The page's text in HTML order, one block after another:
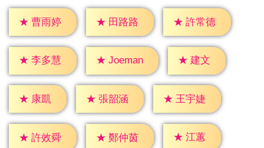
★ 曹雨婷 ★ 田路路 ★ 許常德
★ 李多慧 ★ Joeman ★ 建文
★ 康凱 ★ 張韶涵 ★ 王宇婕
★ 許效舜 ★ 鄭仲茵 ★ 江蕙